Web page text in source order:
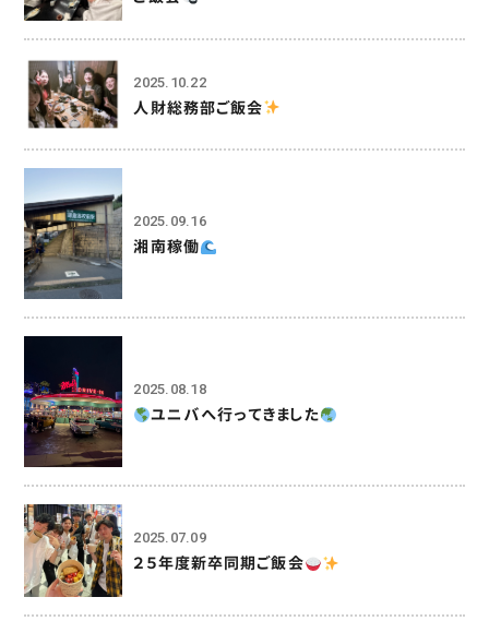
2025.10.22
人財総務部ご飯会
2025.09.16
湘南稼働
2025.08.18
ユニバへ行ってきました
2025.07.09
２５年度新卒同期ご飯会